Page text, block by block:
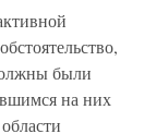
были
на них